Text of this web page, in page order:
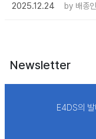
2025.12.24
by 배종
Newsletter
E4DS의